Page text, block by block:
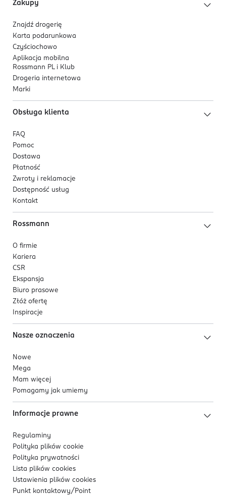
Zakupy
Znajdź drogerię
Karta podarunkowa
Czyściochowo
Aplikacja mobilna
Rossmann PL i Klub
Drogeria internetowa
Marki
Obsługa klienta
FAQ
Pomoc
Dostawa
Płatność
Zwroty i reklamacje
Dostępność usług
Kontakt
Rossmann
O firmie
Kariera
CSR
Ekspansja
Biuro prasowe
Złóż ofertę
Inspiracje
Nasze oznaczenia
Nowe
Mega
Mam więcej
Pomagamy jak umiemy
Informacje prawne
Regulaminy
Polityka plików cookie
Polityka prywatności
Lista plików cookies
Ustawienia plików cookies
Punkt kontaktowy/ Point